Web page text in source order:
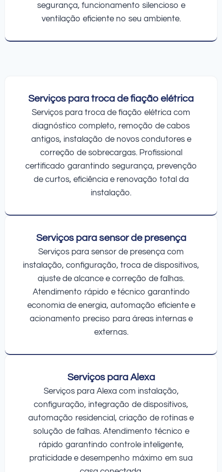
segurança, funcionamento silencioso e
ventilação eficiente no seu ambiente.
Serviços para troca de fiação elétrica
Serviços para troca de fiação elétrica com
diagnóstico completo, remoção de cabos
antigos, instalação de novos condutores e
correção de sobrecargas. Profissional
certificado garantindo segurança, prevenção
de curtos, eficiência e renovação total da
instalação.
Serviços para sensor de presença
Serviços para sensor de presença com
instalação, configuração, troca de dispositivos,
ajuste de alcance e correção de falhas.
Atendimento rápido e técnico garantindo
economia de energia, automação eficiente e
acionamento preciso para áreas internas e
externas.
Serviços para Alexa
Serviços para Alexa com instalação,
configuração, integração de dispositivos,
automação residencial, criação de rotinas e
solução de falhas. Atendimento técnico e
rápido garantindo controle inteligente,
praticidade e desempenho máximo em sua